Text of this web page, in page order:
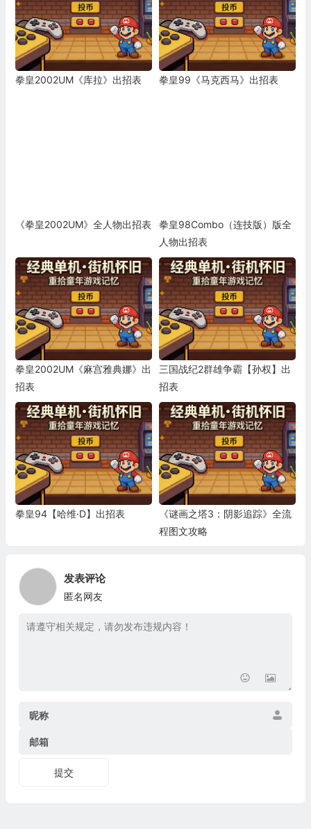
拳皇2002UM《库拉》出招表 拳皇99《马克西马》出招表
《拳皇2002UM》全人物出招表
拳皇98Combo（连技版）版全
人物出招表
拳皇2002UM《麻宫雅典娜》出
招表
三国战纪2群雄争霸【孙权】出
招表
拳皇94【哈维·D】出招表
《谜画之塔3：阴影追踪》全流
程图文攻略
发表评论
匿名网友
昵称
邮箱
提交